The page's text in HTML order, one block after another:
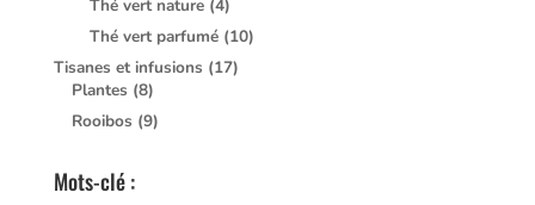
Thé vert nature (4)
Thé vert parfumé (10)
Tisanes et infusions (17)
Plantes (8)
Rooibos (9)
Mots-clé :